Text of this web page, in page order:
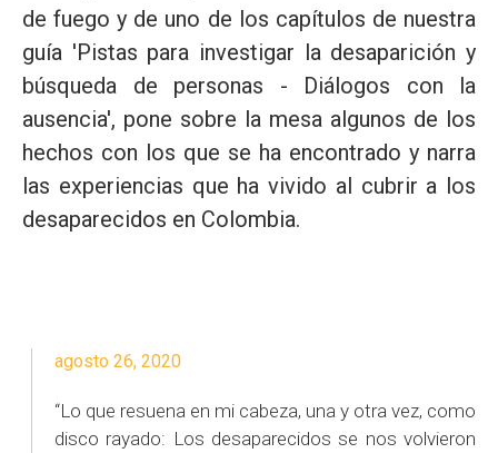
de fuego y de uno de los capítulos de nuestra
guía 'Pistas para investigar la desaparición y
búsqueda de personas - Diálogos con la
ausencia', pone sobre la mesa algunos de los
hechos con los que se ha encontrado y narra
las experiencias que ha vivido al cubrir a los
desaparecidos en Colombia.
agosto 26, 2020
“Lo que resuena en mi cabeza, una y otra vez, como
disco rayado: Los desaparecidos se nos volvieron